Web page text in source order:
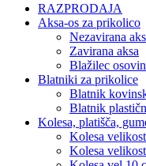
RAZPRODAJA
Aksa-os za prikolico
Nezavirana
Zavirana aksa
Blažilec
Blatniki za prikolice
Blatnik
Blatnik
Kolesa, platišča,
Kolesa
Kolesa